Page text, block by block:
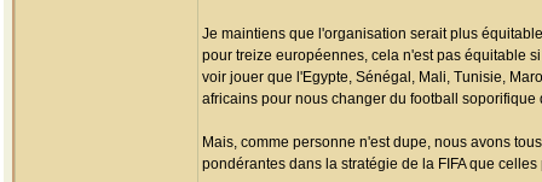
Je maintiens que l'organisation serait plus
pour treize européennes, cela n'est pas équitable
voir jouer que l'Egypte, Sénégal, Mali, Tunisie,
africains pour nous changer du football soporifique
Mais, comme personne n'est dupe, nous avons
pondérantes dans la stratégie de la FIFA que